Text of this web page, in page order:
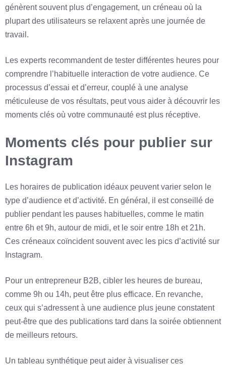
génèrent souvent plus d’engagement, un créneau où la
plupart des utilisateurs se relaxent après une journée de
travail.
Les experts recommandent de tester différentes heures pour
comprendre l’habituelle interaction de votre audience. Ce
processus d’essai et d’erreur, couplé à une analyse
méticuleuse de vos résultats, peut vous aider à découvrir les
moments clés où votre communauté est plus réceptive.
Moments clés pour publier sur
Instagram
Les horaires de publication idéaux peuvent varier selon le
type d’audience et d’activité. En général, il est conseillé de
publier pendant les pauses habituelles, comme le matin
entre 6h et 9h, autour de midi, et le soir entre 18h et 21h.
Ces créneaux coïncident souvent avec les pics d’activité sur
Instagram.
Pour un entrepreneur B2B, cibler les heures de bureau,
comme 9h ou 14h, peut être plus efficace. En revanche,
ceux qui s’adressent à une audience plus jeune constatent
peut-être que des publications tard dans la soirée obtiennent
de meilleurs retours.
Un tableau synthétique peut aider à visualiser ces